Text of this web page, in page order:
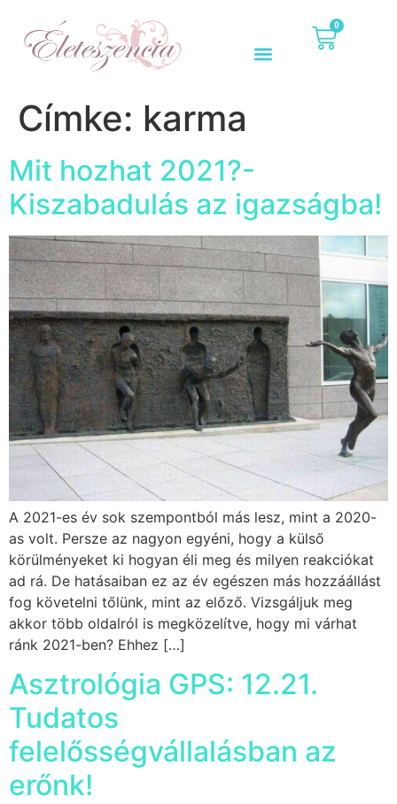
0
Címke: karma
Mit hozhat 2021?-
Kiszabadulás az igazságba!
A 2021-es év sok szempontból más lesz, mint a 2020-
as volt. Persze az nagyon egyéni, hogy a külső
körülményeket ki hogyan éli meg és milyen reakciókat
ad rá. De hatásaiban ez az év egészen más hozzáállást
fog követelni tőlünk, mint az előző. Vizsgáljuk meg
akkor több oldalról is megközelítve, hogy mi várhat
ránk 2021-ben? Ehhez […]
Asztrológia GPS: 12.21.
Tudatos
felelősségvállalásban az
erőnk!